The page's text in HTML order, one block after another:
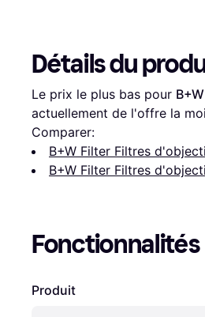
Détails du
Le prix le plus bas pour
actuellement de l'offre la
Comparer:
B+W Filter Filtres
B+W Filter Filtres
Fonctionnalités
Produit